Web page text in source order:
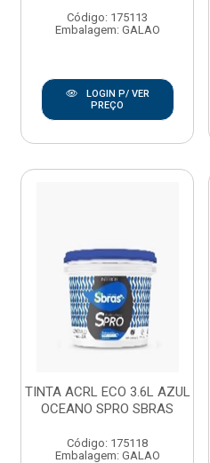
Código: 175113
Embalagem: GALAO
LOGIN P/ VER
PREÇO
TINTA ACRL ECO 3.6L AZUL
OCEANO SPRO SBRAS
Código: 175118
Embalagem: GALAO